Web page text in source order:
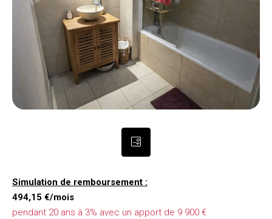
Simulation de remboursement :
494,15 €/mois
pendant 20 ans à 3% avec un apport de 9 900 €